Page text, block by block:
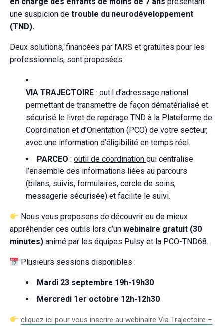
une suspicion de trouble du neurodéveloppement
(TND).
Deux solutions, financées par l’ARS et gratuites pour les
professionnels, sont proposées :
VIA TRAJECTOIRE : outil d’adressage national
permettant de transmettre de façon dématérialisé et
sécurisé le livret de repérage TND à la Plateforme de
Coordination et d’Orientation (PCO) de votre secteur,
avec une information d’éligibilité en temps réel.
PARCEO : outil de coordination qui centralise
l’ensemble des informations liées au parcours
(bilans, suivis, formulaires, cercle de soins,
messagerie sécurisée) et facilite le suivi.
Nous vous proposons de découvrir ou de mieux
appréhender ces outils lors d’un webinaire gratuit (30
minutes) animé par les équipes Pulsy et la PCO-TND68.
Plusieurs sessions disponibles :
Mardi 23 septembre 19h-19h30
Mercredi 1er octobre 12h-12h30
cliquez ici pour vous inscrire au webinaire Via Trajectoire –